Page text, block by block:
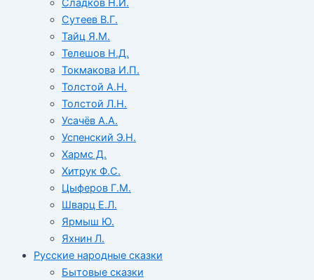
Сутеев В.Г.
Тайц Я.М.
Телешов Н.Д.
Токмакова И.П.
Толстой А.Н.
Толстой Л.Н.
Усачёв А.А.
Успенский Э.Н.
Хармс Д.
Хитрук Ф.С.
Цыферов Г.М.
Шварц Е.Л.
Ярмыш Ю.
Яхнин Л.
Русские народные сказки
Бытовые сказки